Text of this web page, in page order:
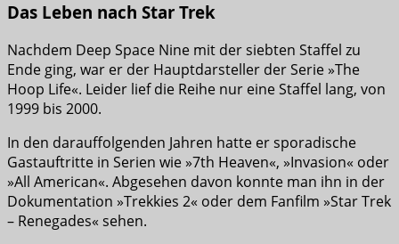
Das Leben nach Star Trek
Nachdem Deep Space Nine mit der siebten Staffel zu
Ende ging, war er der Hauptdarsteller der Serie »The
Hoop Life«. Leider lief die Reihe nur eine Staffel lang, von
1999 bis 2000.
In den darauffolgenden Jahren hatte er sporadische
Gastauftritte in Serien wie »7th Heaven«, »Invasion« oder
»All American«. Abgesehen davon konnte man ihn in der
Dokumentation »Trekkies 2« oder dem Fanfilm »Star Trek
– Renegades« sehen.